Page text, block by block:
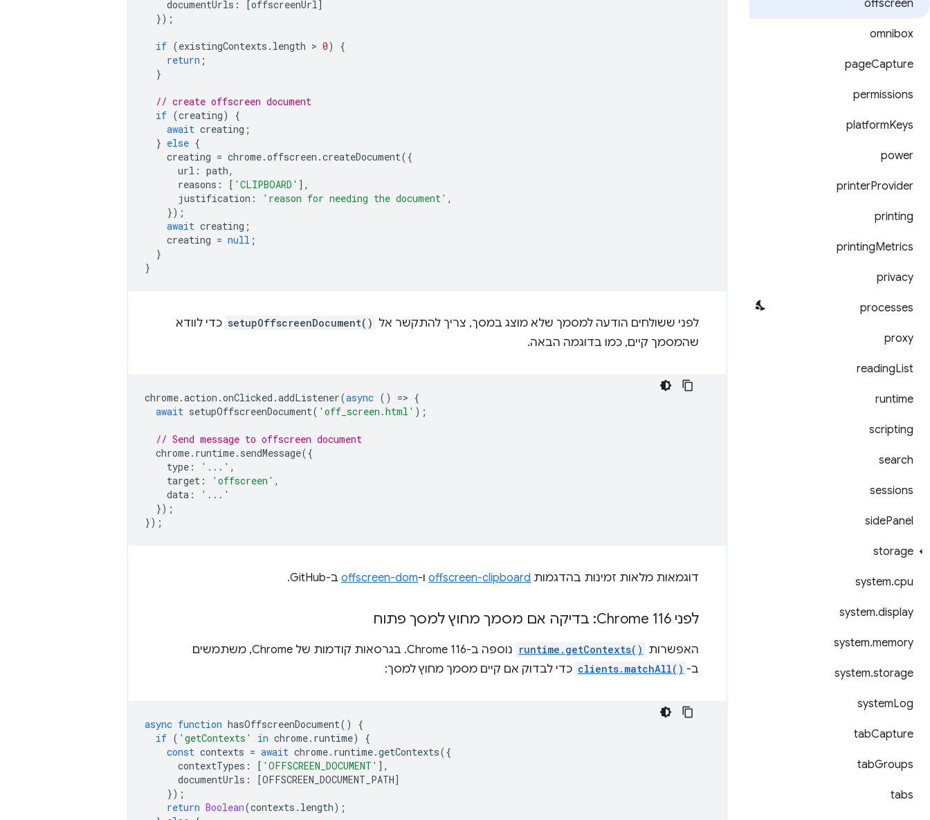
offscreen
omnibox
pageCapture
permissions
platformKeys
power
printerProvider
printing
printingMetrics
privacy
processes
proxy
readingList
runtime
scripting
search
sessions
sidePanel
storage
system.cpu
system.display
system.memory
system.storage
systemLog
tabCapture
tabGroups
tabs
documentUrls : [offscreenUrl]
});
if (existingContexts . length > 0)
{
return ;
}
// create offscreen document
if (creating)
{
await creating ;
} else {
creating = chrome.offscreen .createDocument({
url : path,
reasons : [ 'CLIPBOARD' ],
justification : 'reason for needing the document' ,
});
await creating ;
creating = null ;
}
}
לפני ששולחים הודעה למסמך שלא מוצג במסך, צריך להתקשר אל setupOffscreenDocument() כדי לוודא
שהמסמך קיים, כמו בדוגמה הבאה.
chrome.action .onClicked .addListener(async () => {
await setupOffscreenDocument( 'off_screen.html' );
// Send message to offscreen document
chrome. runtime. sendMessage({
type : '...' ,
target : 'offscreen' ,
data :
'...'
});
});
דוגמאות מלאות זמינות בהדגמות offscreen-clipboard ו-offscreen-dom ב-GitHub.
לפני Chrome 116: בדיקה אם מסמך מחוץ למסך פתוח
האפשרות runtime.getContexts()
נוספה ב-Chrome 116. בגרסאות קודמות של Chrome, משתמשים
ב- clients.matchAll() כדי לבדוק אם קיים מסמך מחוץ למסך:
async function hasOffscreenDocument()
{
if ( 'getContexts' in chrome. runtime)
{
const contexts = await chrome. runtime.getContexts({
contextTypes : [ 'OFFSCREEN_DOCUMENT' ],
documentUrls : [OFFSCREEN_DOCUMENT_PATH]
});
return Boolean(contexts . length);